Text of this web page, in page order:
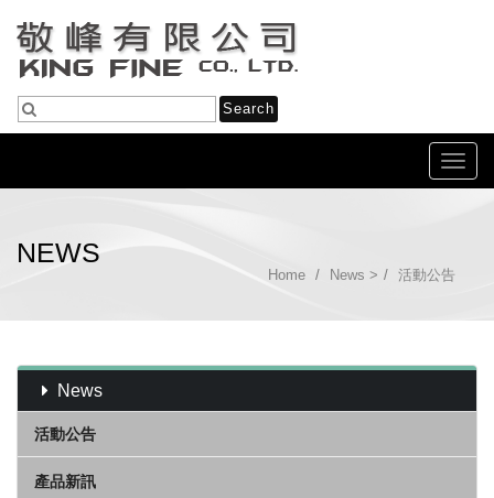
NEWS
Home News > 活動公告
News
活動公告
產品新訊